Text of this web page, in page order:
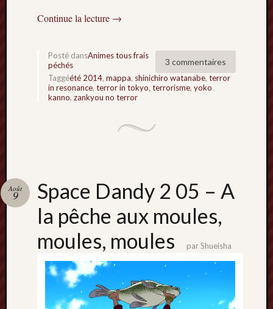
Continue la lecture →
3 commentaires
Posté dansAnimes tous frais
péchés
Taggéété 2014, mappa, shinichiro watanabe, terror
in resonance, terror in tokyo, terrorisme, yoko
kanno, zankyou no terror
Space Dandy 2 05 – A
la pêche aux moules,
moules, moules
Août
9
parShueisha